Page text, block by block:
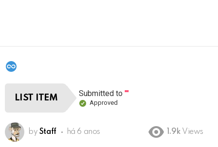
LIST ITEM Submitted to""
Approved
by Staff há 6 anos 1.9k Views